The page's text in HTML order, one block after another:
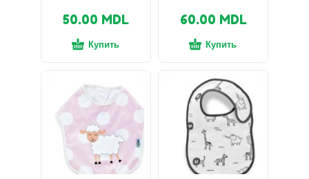
50.00 MDL
Купить
60.00 MDL
Купить